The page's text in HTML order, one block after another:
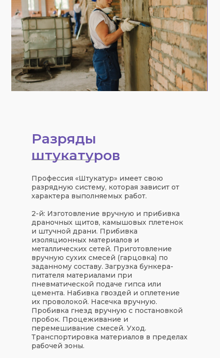
Разряды
штукатуров
Профессия «Штукатур» имеет свою
разрядную систему, которая зависит от
характера выполняемых работ.
2-й: Изготовление вручную и прибивка
драночных щитов, камышовых плетенок
и штучной драни. Прибивка
изоляционных материалов и
металлических сетей. Приготовление
вручную сухих смесей (гарцовка) по
заданному составу. Загрузка бункера-
питателя материалами при
пневматической подаче гипса или
цемента. Набивка гвоздей и оплетение
их проволокой. Насечка вручную.
Пробивка гнезд вручную с постановкой
пробок. Процеживание и
перемешивание смесей. Уход.
Транспортировка материалов в пределах
рабочей зоны.